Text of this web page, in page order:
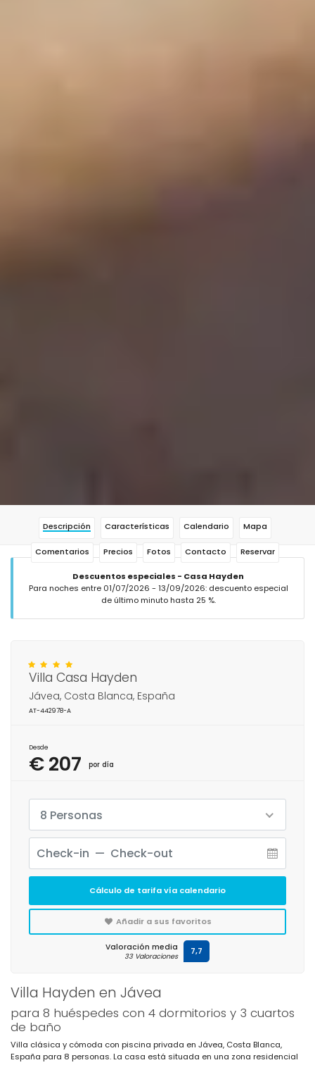
Descripción Características Calendario Mapa
Comentarios Precios Fotos Contacto Reservar
Descuentos especiales - Casa Hayden
Para noches entre 01/07/2026 - 13/09/2026: descuento especial
de último minuto hasta 25 %.
Villa Hayden en Jávea
para 8 huéspedes con 4 dormitorios y 3 cuartos
de baño
Villa clásica y cómoda con piscina privada en Jávea, Costa Blanca,
España para 8 personas. La casa está situada en una zona residencial
Villa Casa Hayden
Jávea, Costa Blanca, España
AT-442978-A
Desde
€ 207 por día
8 Personas
Cálculo de tarifa vía calendario
Añadir a sus favoritos
Valoración media
33 Valoraciones 7,7